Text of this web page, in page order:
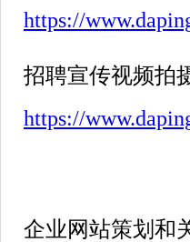
https://
招聘宣传视频拍
https://
企业网站策划和